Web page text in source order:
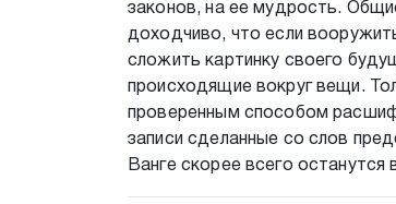
законов, на ее мудрость.
доходчиво, что если
сложить картинку своего
происходящие вокруг вещи.
проверенным способом
записи сделанные со слов
Ванге скорее всего